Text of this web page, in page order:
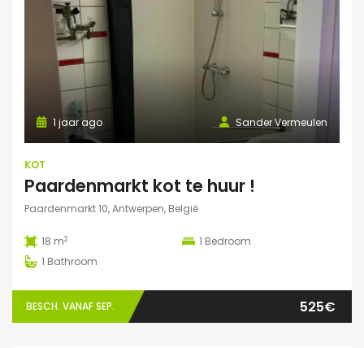
Sander Vermeulen
1 jaar ago
KOT
Paardenmarkt kot te huur !
Paardenmarkt 10, Antwerpen, België
18 m2 1 Bedroom
1 Bathroom
BESCH. VANAF SEP. 525€